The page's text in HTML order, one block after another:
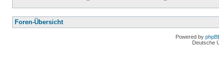
Foren-Übersicht
Powered by
Deutsche